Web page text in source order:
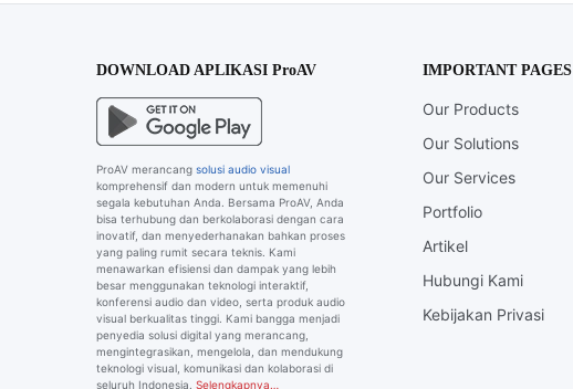
DOWNLOAD APLIKASI ProAV
ProAV merancang solusi audio visual
komprehensif dan modern untuk memenuhi
segala kebutuhan Anda. Bersama ProAV, Anda
bisa terhubung dan berkolaborasi dengan cara
inovatif, dan menyederhanakan bahkan proses
yang paling rumit secara teknis. Kami
menawarkan efisiensi dan dampak yang lebih
besar menggunakan teknologi interaktif,
konferensi audio dan video, serta produk audio
visual berkualitas tinggi. Kami bangga menjadi
penyedia solusi digital yang merancang,
mengintegrasikan, mengelola, dan mendukung
teknologi visual, komunikasi dan kolaborasi di
seluruh Indonesia. Selengkapnya…
IMPORTANT PAGES
Our Products
Our Solutions
Our Services
Portfolio
Artikel
Hubungi Kami
Kebijakan Privasi